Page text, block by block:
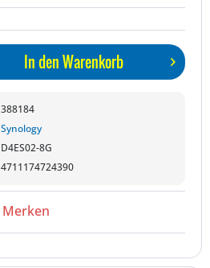
In denWarenkorb
388184
Synology
D4ES02-8G
4711174724390
Merken